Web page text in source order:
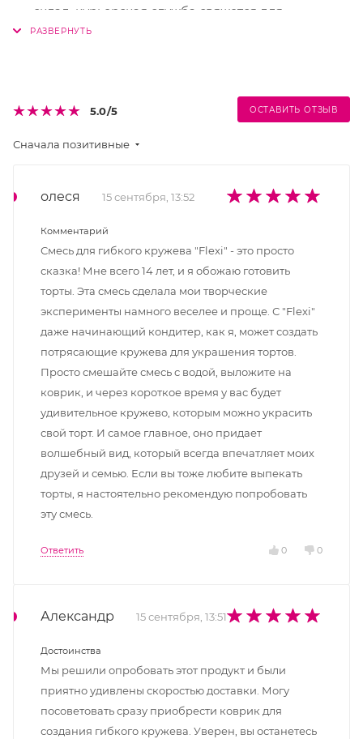
5.0/5 ОСТАВИТЬ ОТЗЫВ
Сначала позитивные
олеся 15 сентября, 13:52
Комментарий
Смесь для гибкого кружева "Flexi" - это просто
сказка! Мне всего 14 лет, и я обожаю готовить
торты. Эта смесь сделала мои творческие
эксперименты намного веселее и проще. С "Flexi"
даже начинающий кондитер, как я, может создать
потрясающие кружева для украшения тортов.
Просто смешайте смесь с водой, выложите на
коврик, и через короткое время у вас будет
удивительное кружево, которым можно украсить
свой торт. И самое главное, оно придает
волшебный вид, который всегда впечатляет моих
друзей и семью. Если вы тоже любите выпекать
торты, я настоятельно рекомендую попробовать
эту смесь.
Ответить 0 0
Александр 15 сентября, 13:51
Достоинства
Мы решили опробовать этот продукт и были
приятно удивлены скоростью доставки. Могу
посоветовать сразу приобрести коврик для
создания гибкого кружева. Уверен, вы останетесь
склад, курьерская служба свяжется для
уточнения деталей. Специалист предложит
Постамат. Когда заказ поступит на точку, на ваш
телефон или e-mail придет уникальный код. Срок